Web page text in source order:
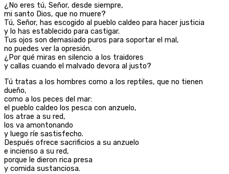
¿No eres tú, Señor, desde siempre,
mi santo Dios, que no muere?
Tú, Señor, has escogido al pueblo caldeo para hacer justicia
y lo has establecido para castigar.
Tus ojos son demasiado puros para soportar el mal,
no puedes ver la opresión.
¿Por qué miras en silencio a los traidores
y callas cuando el malvado devora al justo?
Tú tratas a los hombres como a los reptiles, que no tienen
dueño,
como a los peces del mar:
el pueblo caldeo los pesca con anzuelo,
los atrae a su red,
los va amontonando
y luego ríe sastisfecho.
Después ofrece sacrificios a su anzuelo
e incienso a su red,
porque le dieron rica presa
y comida sustanciosa.